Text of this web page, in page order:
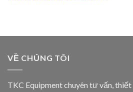
VỀ CHÚNG TÔI
TKC Equipment chuyên tư vấn,